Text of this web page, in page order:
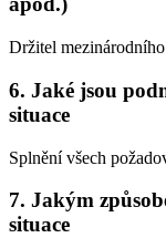
Držitel
6. Jaké jsou
situace
Splnění všech
7. Jakým
situace